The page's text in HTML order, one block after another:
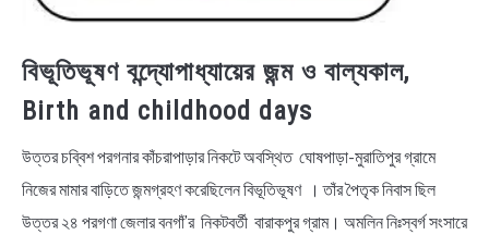
বিভূতিভূষণ বন্দ্যোপাধ্যায়ের জন্ম ও বাল্যকাল,
Birth and childhood days
উত্তর চব্বিশ পরগনার কাঁচরাপাড়ার নিকটে অবস্থিত ঘোষপাড়া-মুরাতিপুর গ্রামে
নিজের মামার বাড়িতে জন্মগ্রহণ করেছিলেন বিভূতিভূষণ । তাঁর পৈতৃক নিবাস ছিল
উত্তর ২৪ পরগণা জেলার বনগাঁ’র নিকটবর্তী বারাকপুর গ্রাম। অমলিন নিঃস্বর্গ সংসারে